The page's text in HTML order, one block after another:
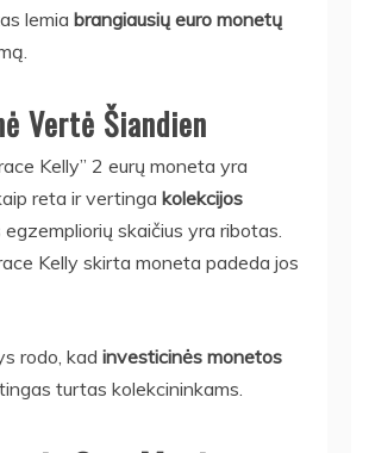
lemia brangiausių euro monetų
Vertė Šiandien
Kelly” 2 eurų moneta yra
reta ir vertinga kolekcijos
egzempliorių skaičius yra ribotas.
Kelly skirta moneta padeda jos
rodo, kad investicinės monetos
turtas kolekcininkams.